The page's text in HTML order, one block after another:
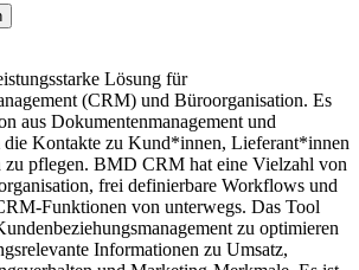
Lösung für
(CRM) und Büroorganisation. Es
aus Dokumentenmanagement und
die Kontakte zu Kund*innen, Lieferant*innen
zu pflegen. BMD CRM hat eine Vielzahl von
frei definierbare Workflows und
Funktionen von unterwegs. Das Tool
zu optimieren
Informationen zu Umsatz,